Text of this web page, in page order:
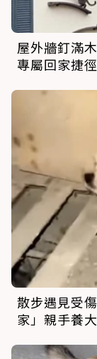
屋外牆釘滿
專屬回家捷
散步遇見受
家」親手養